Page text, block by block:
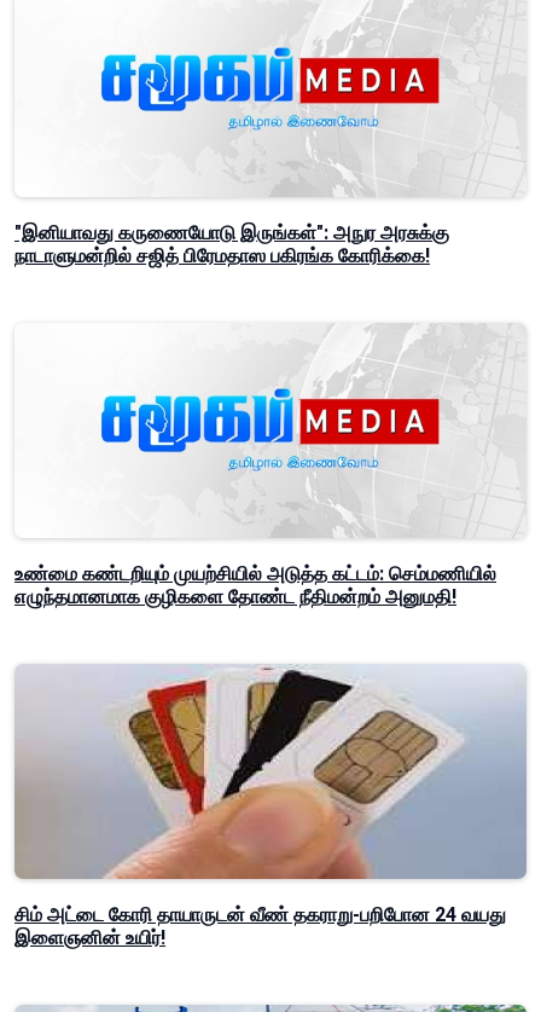
"இனியாவது கருணையோடு இருங்கள்": அநுர அரசுக்கு
நாடாளுமன்றில் சஜித் பிரேமதாஸ பகிரங்க கோரிக்கை!
உண்மை கண்டறியும் முயற்சியில் அடுத்த கட்டம்: செம்மணியில்
எழுந்தமானமாக குழிகளை தோண்ட நீதிமன்றம் அனுமதி!
சிம் அட்டை கோரி தாயாருடன் வீண் தகராறு-பறிபோன 24 வயது
இளைஞனின் உயிர்!